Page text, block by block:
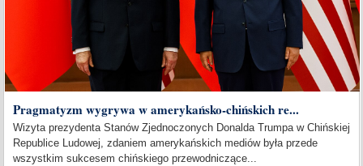
Pragmatyzm wygrywa w amerykańsko-chińskich re...
Wizyta prezydenta Stanów Zjednoczonych Donalda Trumpa w Chińskiej
Republice Ludowej, zdaniem amerykańskich mediów była przede
wszystkim sukcesem chińskiego przewodniczące...